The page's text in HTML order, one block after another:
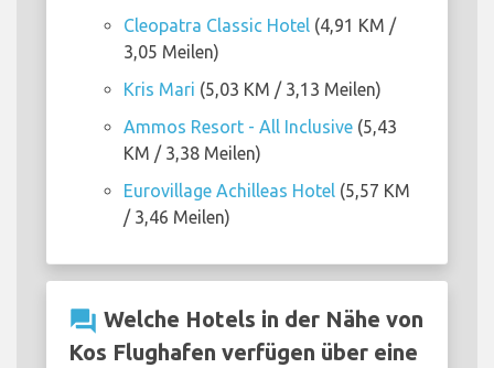
Cleopatra Classic Hotel (4,91 KM /
3,05 Meilen)
Kris Mari (5,03 KM / 3,13 Meilen)
Ammos Resort - All Inclusive (5,43
KM / 3,38 Meilen)
Eurovillage Achilleas Hotel (5,57 KM
/ 3,46 Meilen)
question_answer Welche Hotels in der Nähe von
Kos Flughafen verfügen über eine